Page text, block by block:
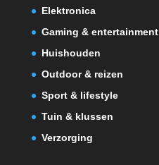
Elektronica
Gaming & entertainment
Huishouden
Outdoor & reizen
Sport & lifestyle
Tuin & klussen
Verzorging